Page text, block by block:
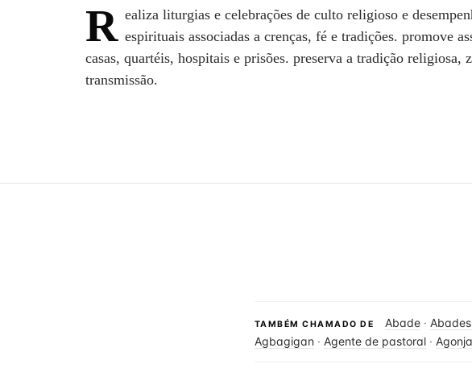
R ealiza liturgias e celebrações de culto religioso e
espirituais associadas a crenças, fé e tradições. promove
casas, quartéis, hospitais e prisões. preserva a tradição religiosa,
transmissão.
TAMBÉM CHAMADO DE Abade ·
Agbagigan · Agente de pastoral ·